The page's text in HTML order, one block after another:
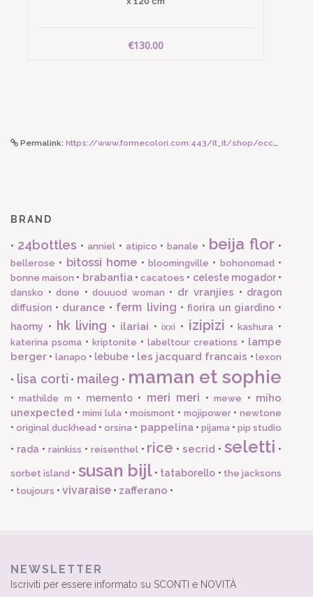
€130.00
Permalink: https://www.formecolori.com:443/it_it/shop/occhiali_da_lettura/forma_c/izipizi_occhiale_lms_mod_c_black/6346
BRAND
• 24bottles • anniel• atipico •banale • beija flor •
bellerose • bitossi home • bloomingville • bohonomad •
bonne maison • brabantia•cacatoes • celeste mogador•
dansko • done • douuod woman • dr vranjies • dragon
diffusion • durance • ferm living • fiorira un giardino•
haomy • hk living • ilariai •ixxi • izipizi •kashura •
katerina psoma • kriptonite • labeltour creations • lampe
berger • lanapo • lebube • les jacquard francais •lexon
• lisa corti • maileg • maman et sophie
•mathilde m • memento• meri meri •mewe • miho
unexpected •mimi lula •moismont • mojipower•newtone
•original duckhead •orsina • pappelina• pijama • pip studio
• rada • rainkiss • reisenthel• rice •secrid •seletti •
sorbet island • susan bijl• tataborello • the jacksons
• toujours • vivaraise • zafferano •
NEWSLETTER
Iscriviti per essere informato su SCONTI e NOVITÀ